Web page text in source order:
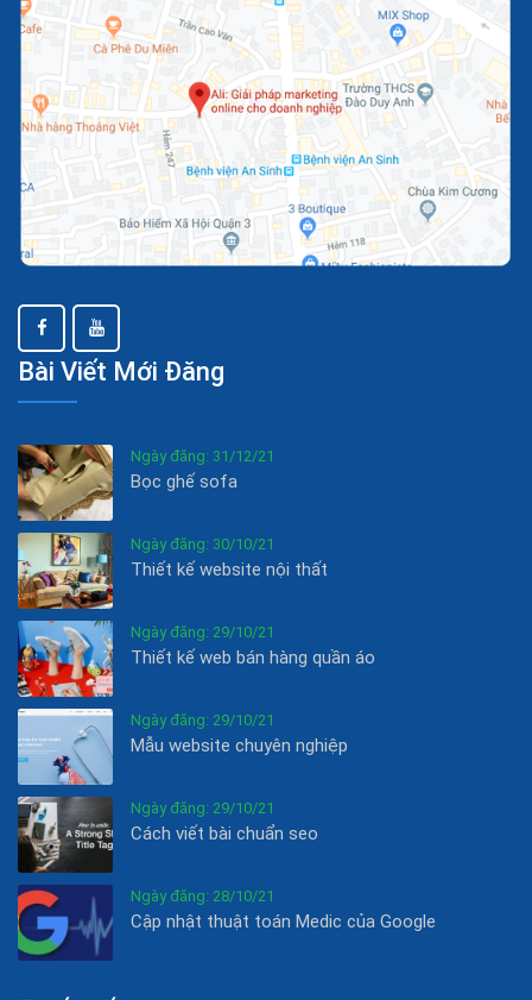
Bài Viết Mới Đăng
Ngày đăng: 31/12/21
Bọc ghế sofa
Ngày đăng: 30/10/21
Thiết kế website nội thất
Ngày đăng: 29/10/21
Thiết kế web bán hàng quần áo
Ngày đăng: 29/10/21
Mẫu website chuyên nghiệp
Ngày đăng: 29/10/21
Cách viết bài chuẩn seo
Ngày đăng: 28/10/21
Cập nhật thuật toán Medic của Google